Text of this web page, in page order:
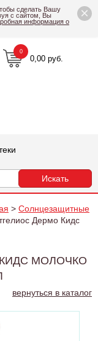
×
сделать Вашу
с сайтом, Вы
информация о
0,00 руб.
0
> Солнцезащитные
Дермо Кидс
МОЛОЧКО
вернуться в каталог